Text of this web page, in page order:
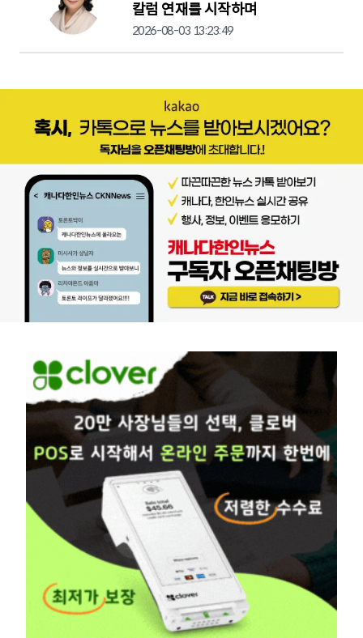
칼럼 연재를 시작하며
2026-08-03 13:23:49